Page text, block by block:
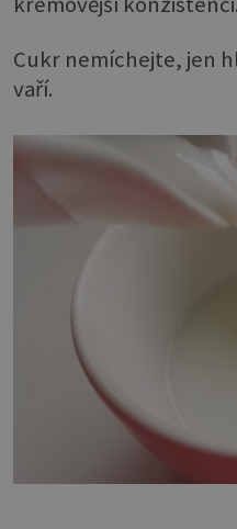
Cukr nemíchejte, jen
vaří.